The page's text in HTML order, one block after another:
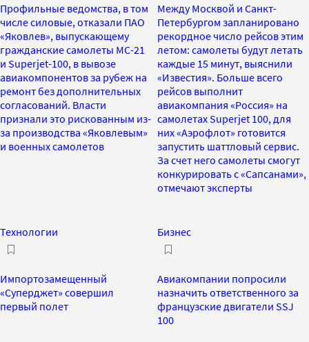
Профильные ведомства, в том
числе силовые, отказали ПАО
«Яковлев», выпускающему
гражданские самолеты МС-21
и Superjet-100, в вывозе
авиакомпонентов за рубеж на
ремонт без дополнительных
согласований. Власти
признали это рискованным из-
за производства «Яковлевым»
и военных самолетов
Между Москвой и Санкт-
Петербургом запланировано
рекордное число рейсов этим
летом: самолеты будут летать
каждые 15 минут, выяснили
«Известия». Больше всего
рейсов выполнит
авиакомпания «Россия» на
самолетах Superjet 100, для
них «Аэрофлот» готовится
запустить шаттловый сервис.
За счет него самолеты смогут
конкурировать с «Сапсанами»,
отмечают эксперты
Технологии
Импортозамещенный
«Суперджет» совершил
первый полет
Бизнес
Авиакомпании попросили
назначить ответственного за
французские двигатели SSJ
100